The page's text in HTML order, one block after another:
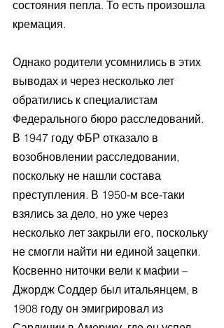
состояния пепла. То есть произошла
кремация.
Однако родители усомнились в этих
выводах и через несколько лет
обратились к специалистам
Федерального бюро расследований.
В 1947 году ФБР отказало в
возобновлении расследовании,
поскольку не нашли состава
преступления. В 1950-м все-таки
взялись за дело, но уже через
несколько лет закрыли его, поскольку
не смогли найти ни единой зацепки.
Косвенно ниточки вели к мафии –
Джордж Соддер был итальянцем, в
1908 году он эмигрировал из